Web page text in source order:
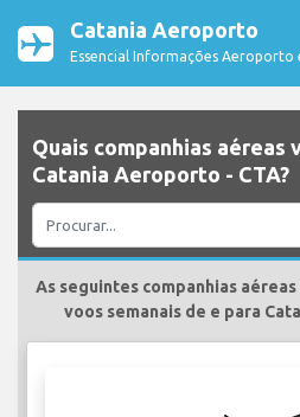
Catania Aeroporto
Essencial Informações Aeroporto
Quais companhias aéreas
Catania Aeroporto - CTA?
As seguintes companhias
voos semanais de e para